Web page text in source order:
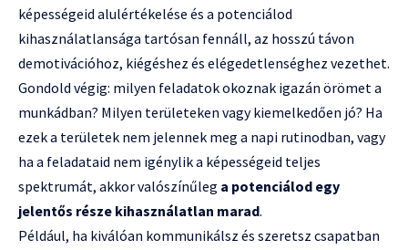
képességeid alulértékelése és a potenciálod
kihasználatlansága tartósan fennáll, az hosszú távon
demotivációhoz, kiégéshez és elégedetlenséghez vezethet.
Gondold végig: milyen feladatok okoznak igazán örömet a
munkádban? Milyen területeken vagy kiemelkedően jó? Ha
ezek a területek nem jelennek meg a napi rutinodban, vagy
ha a feladataid nem igénylik a képességeid teljes
spektrumát, akkor valószínűleg a potenciálod egy
jelentős része kihasználatlan marad.
Például, ha kiválóan kommunikálsz és szeretsz csapatban